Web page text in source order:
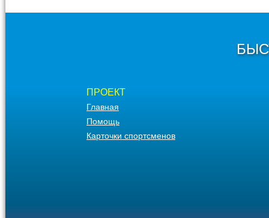
ПРОЕКТ
Главная
Помощь
Карточки спортсменов